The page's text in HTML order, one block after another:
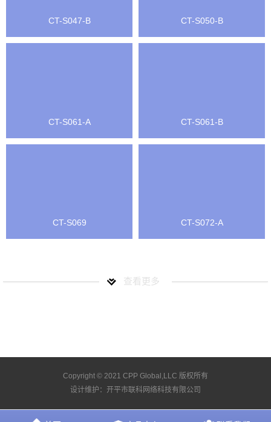
CT-S047-B CT-S050-B
CT-S061-A CT-S061-B
CT-S069 CT-S072-A
查看更多
Copyright © 2021 CPP Global,LLC 版权所有
设计维护： 开平市联科网络科技有限公司